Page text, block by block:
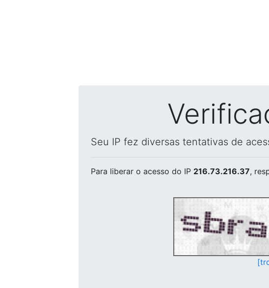
Seu IP fez diversas tentativas de
Para liberar o acesso do IP 216.73.216.37,